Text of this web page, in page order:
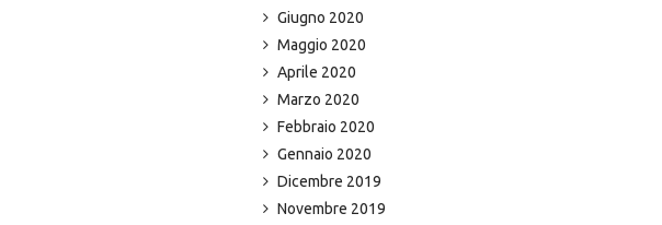
Giugno 2020
Maggio 2020
Aprile 2020
Marzo 2020
Febbraio 2020
Gennaio 2020
Dicembre 2019
Novembre 2019